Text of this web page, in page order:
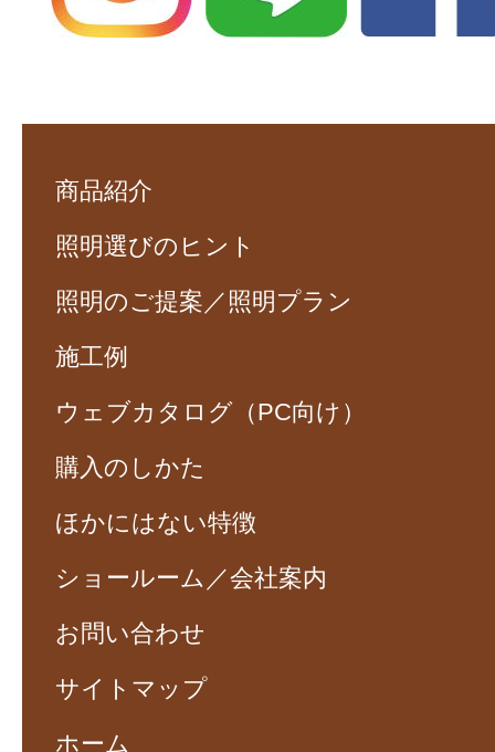
商品紹介
照明選びのヒント
照明のご提案／照明プラン
施工例
ウェブカタログ（PC向け）
購入のしかた
ほかにはない特徴
ショールーム／会社案内
お問い合わせ
サイトマップ
ホーム